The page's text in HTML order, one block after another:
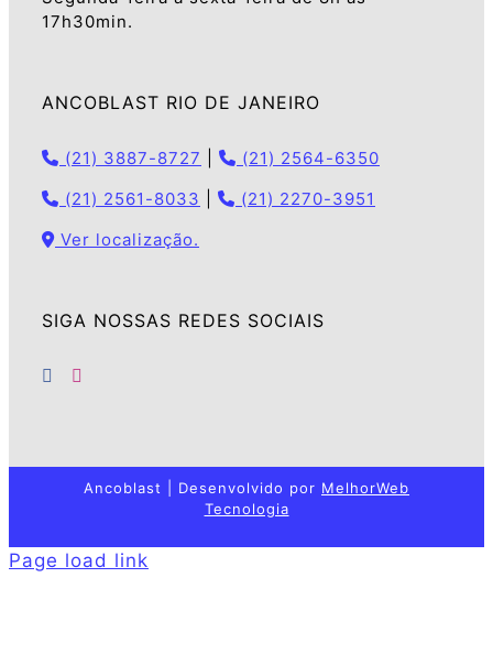
17h30min.
ANCOBLAST RIO DE JANEIRO
(21) 3887-8727
(21) 2564-6350
(21) 2561-8033
(21) 2270-3951
Ver localização.
SIGA NOSSAS REDES SOCIAIS
Ancoblast | Desenvolvido por MelhorWeb
Tecnologia
Page load link